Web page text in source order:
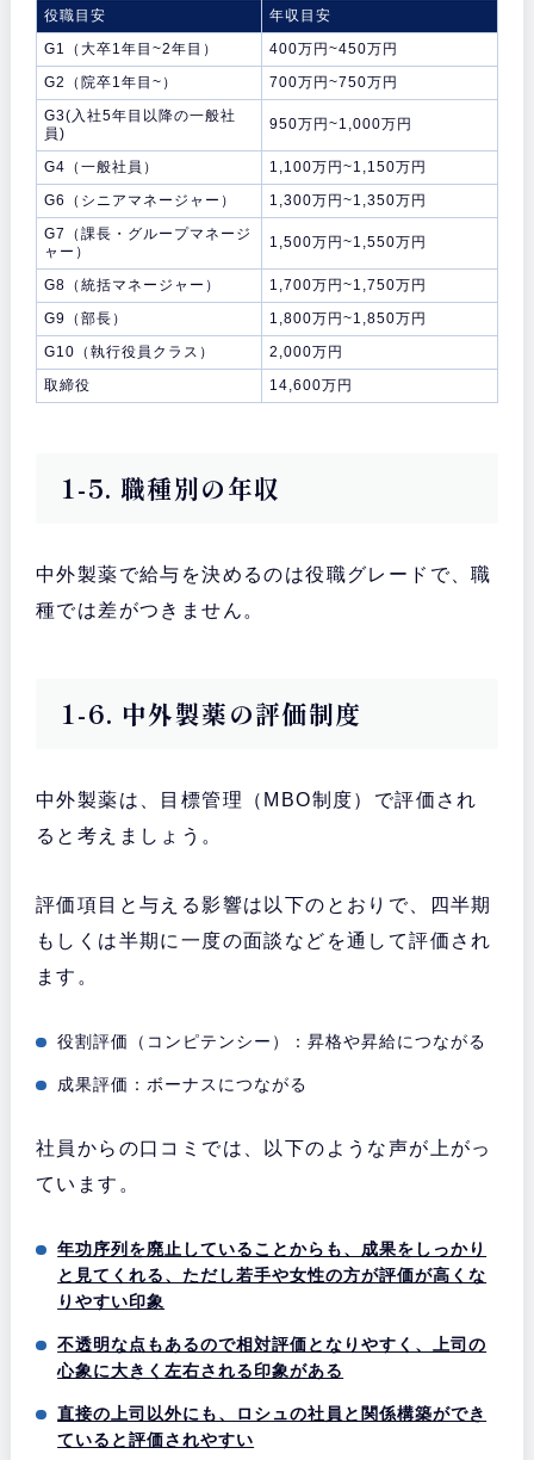
役職目安
年収目安
G1（大卒1年目~2年目）
400万円~450万円
G2（院卒1年目~）
700万円~750万円
G3(入社5年目以降の一般社
員)
950万円~1,000万円
G4（一般社員）
1,100万円~1,150万円
G6（シニアマネージャー）
1,300万円~1,350万円
G7（課長・グループマネージ
ャー）
1,500万円~1,550万円
G8（統括マネージャー）
1,700万円~1,750万円
G9（部長）
1,800万円~1,850万円
G10（執行役員クラス）
2,000万円
取締役
14,600万円
1-5. 職種別の年収
中外製薬で給与を決めるのは役職グレードで、職
種では差がつきません。
1-6. 中外製薬の評価制度
中外製薬は、目標管理（MBO制度）で評価され
ると考えましょう。
評価項目と与える影響は以下のとおりで、四半期
もしくは半期に一度の面談などを通して評価され
ます。
役割評価（コンピテンシー）：昇格や昇給につながる
成果評価：ボーナスにつながる
社員からの口コミでは、以下のような声が上がっ
ています。
年功序列を廃止していることからも、成果をしっかり
と見てくれる、ただし若手や女性の方が評価が高くな
りやすい印象
不透明な点もあるので相対評価となりやすく、上司の
心象に大きく左右される印象がある
直接の上司以外にも、ロシュの社員と関係構築ができ
ていると評価されやすい